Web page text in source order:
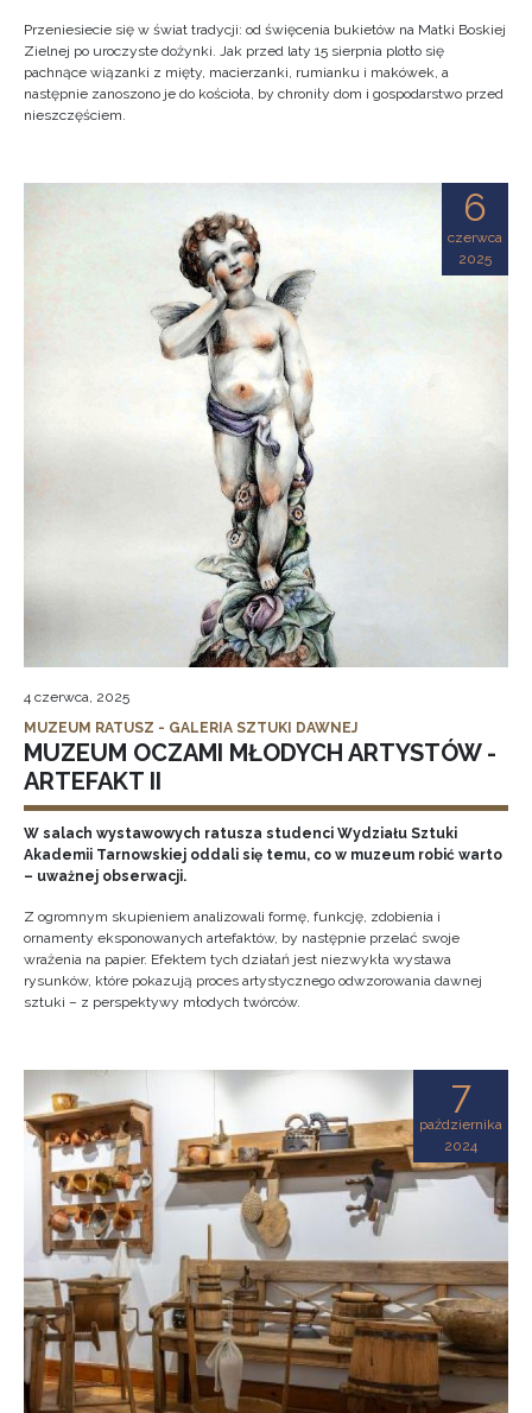
Przeniesiecie się w świat tradycji: od święcenia bukietów na Matki Boskiej
Zielnej po uroczyste dożynki. Jak przed laty 15 sierpnia plotło się
pachnące wiązanki z mięty, macierzanki, rumianku i makówek, a
następnie zanoszono je do kościoła, by chroniły dom i gospodarstwo przed
nieszczęściem.
6
czerwca
2025
4 czerwca, 2025
MUZEUM RATUSZ - GALERIA SZTUKI DAWNEJ
MUZEUM OCZAMI MŁODYCH ARTYSTÓW -
ARTEFAKT II
W salach wystawowych ratusza studenci Wydziału Sztuki
Akademii Tarnowskiej oddali się temu, co w muzeum robić warto
– uważnej obserwacji.
Z ogromnym skupieniem analizowali formę, funkcję, zdobienia i
ornamenty eksponowanych artefaktów, by następnie przelać swoje
wrażenia na papier. Efektem tych działań jest niezwykła wystawa
rysunków, które pokazują proces artystycznego odwzorowania dawnej
sztuki – z perspektywy młodych twórców.
7
października
2024